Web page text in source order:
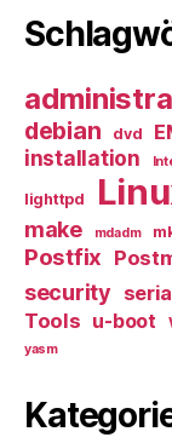
debian dvd
installation
lighttpd
make mdadm
Postfix
security
Tools u-boot
yasm